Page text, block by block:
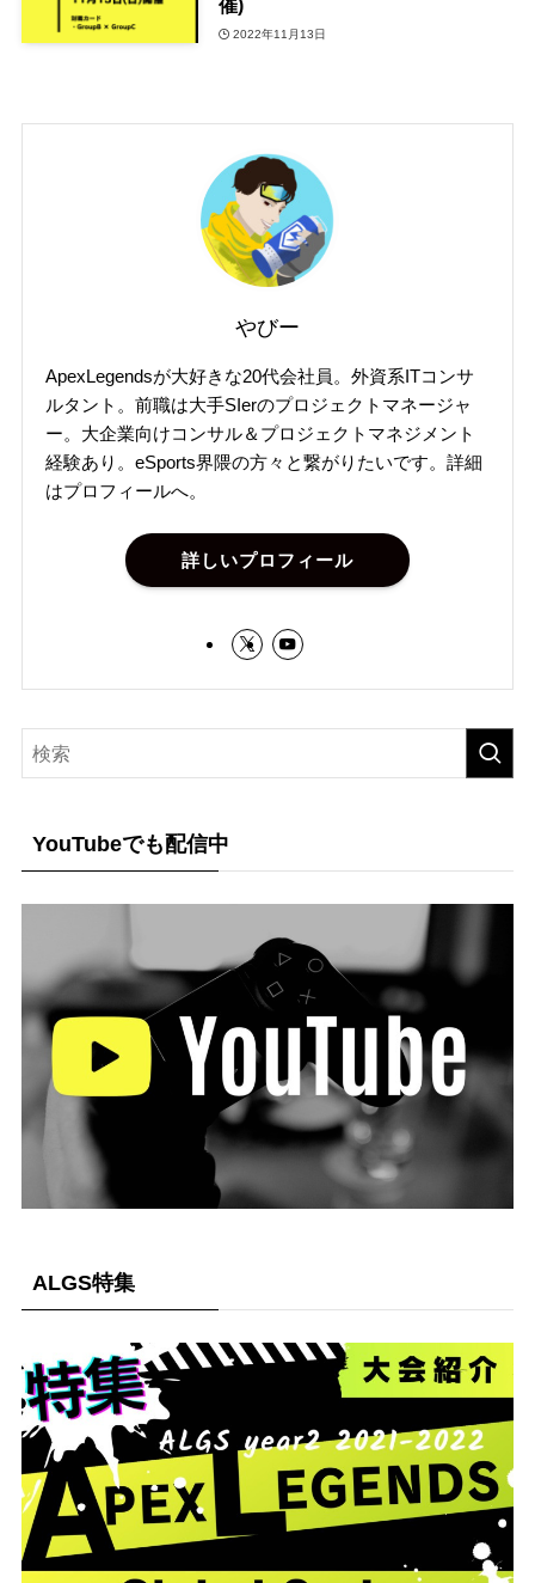
催)
2022年11月13日
やびー
ApexLegendsが大好きな20代会社員。外資系ITコンサ
ルタント。前職は大手SIerのプロジェクトマネージャ
ー。大企業向けコンサル＆プロジェクトマネジメント
経験あり。eSports界隈の方々と繋がりたいです。詳細
はプロフィールへ。
詳しいプロフィール
YouTubeでも配信中
ALGS特集